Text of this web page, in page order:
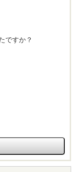
ですか？